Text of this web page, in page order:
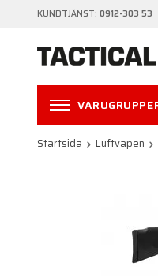
KUNDTJÄNST: 0912-303 53
Startsida Luftvapen